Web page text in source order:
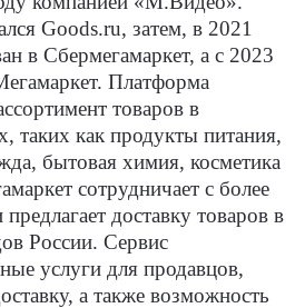
Goods.ru, затем, в 2021
в Сбермегамаркет, а с 2023
Платформа
товаров в
таких как продукты питания,
бытовая химия, косметика
сотрудничает с более
доставку товаров в
России. Сервис
услуги для продавцов,
а также возможность